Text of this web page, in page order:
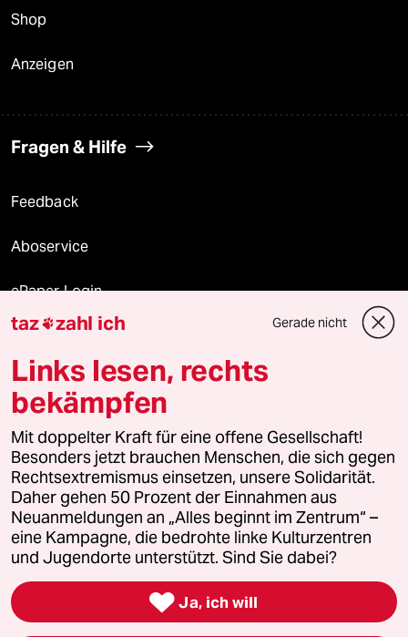
Shop
Anzeigen
Fragen & Hilfe
Feedback
Aboservice
ePaper Login
Downloads für Abonnierende
© 2026 taz Verlags und Vertriebs GmbH
Alle Rechte vorbehalten. Bei rechtlichen Fragen oder für Genehmigungen
wenden Sie sich bitte an
lizenzen@taz.de
Feedback Redaktionsstatut Kommune-Richtlinien
Leitlinie Informant Datenschutz Impressum AGB
Seitenwende Einwilligungen widerrufen (Ads)
taz zahl ich Gerade nicht
Links lesen, rechts
bekämpfen
Mit doppelter Kraft für eine offene Gesellschaft!
Besonders jetzt brauchen Menschen, die sich gegen
Rechtsextremismus einsetzen, unsere Solidarität.
Daher gehen 50 Prozent der Einnahmen aus
Neuanmeldungen an „Alles beginnt im Zentrum“ –
eine Kampagne, die bedrohte linke Kulturzentren
und Jugendorte unterstützt. Sind Sie dabei?
 Ja, ich will